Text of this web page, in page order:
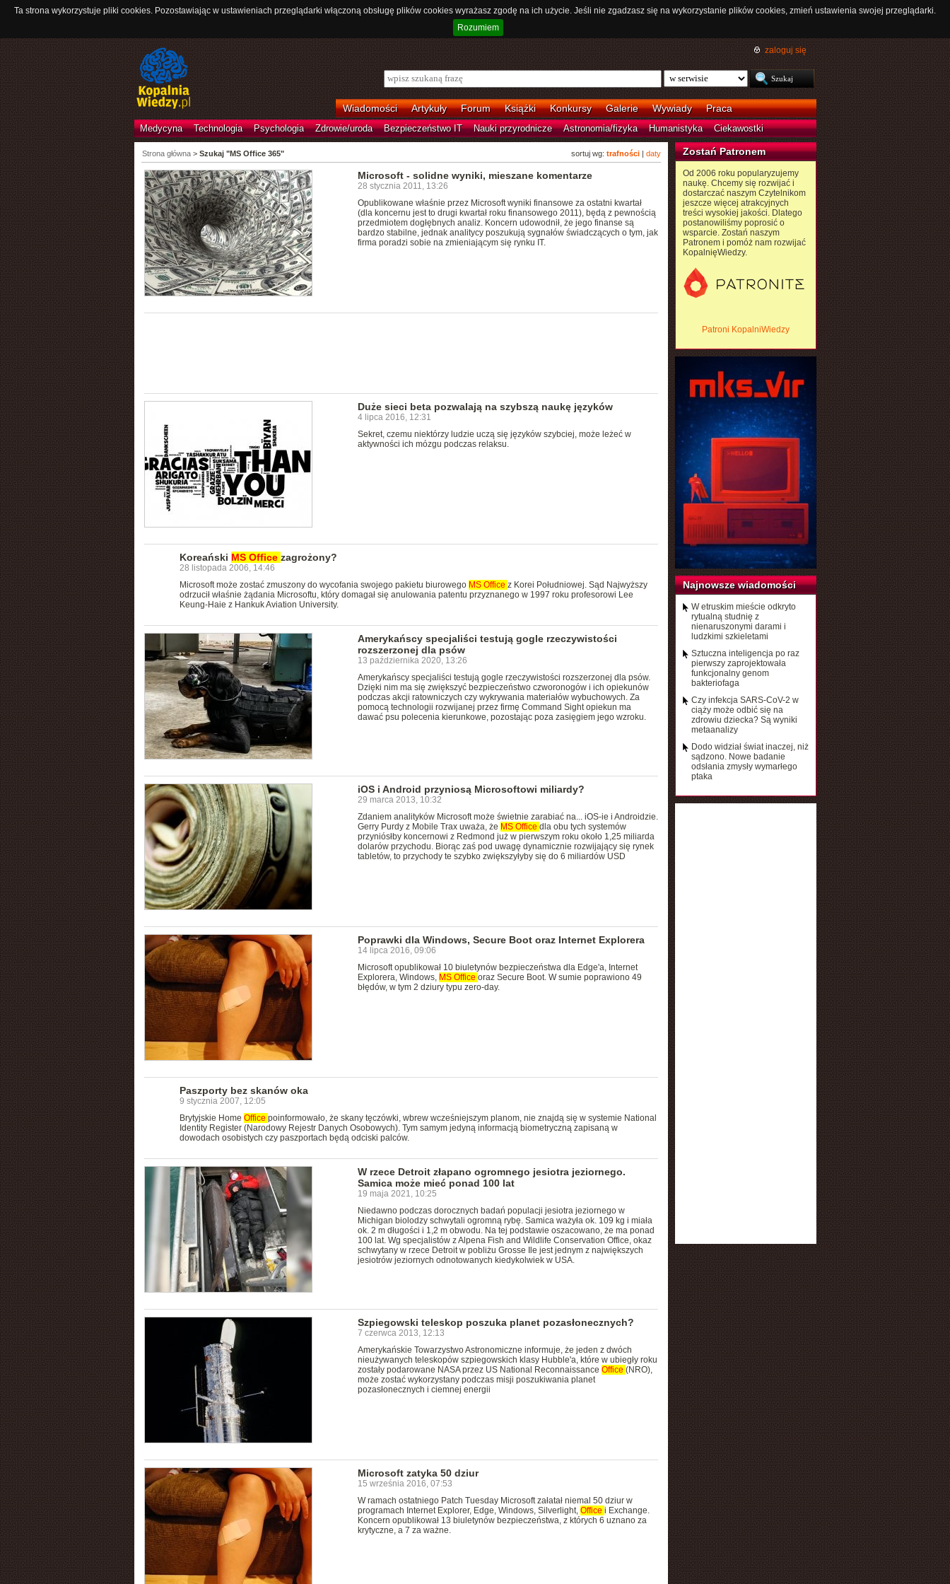
Ta strona wykorzystuje pliki cookies. Pozostawiając w ustawieniach przeglądarki włączoną obsługę plików cookies wyrażasz zgodę na ich użycie. Jeśli nie zgadzasz się na wykorzystanie plików cookies, zmień ustawienia swojej przeglądarki.
Rozumiem
zaloguj się
Wiadomości Artykuły Forum Książki Konkursy Galerie Wywiady Praca
Medycyna Technologia Psychologia Zdrowie/uroda Bezpieczeństwo IT Nauki przyrodnicze Astronomia/fizyka Humanistyka Ciekawostki
sortuj wg: trafności| daty
Strona główna> Szukaj "MS Office 365"
Microsoft - solidne wyniki, mieszane komentarze
28 stycznia 2011, 13:26
Opublikowane właśnie przez Microsoft wyniki finansowe za ostatni kwartał
(dla koncernu jest to drugi kwartał roku finansowego 2011), będą z pewnością
przedmiotem dogłębnych analiz. Koncern udowodnił, że jego finanse są
bardzo stabilne, jednak analitycy poszukują sygnałów świadczących o tym, jak
firma poradzi sobie na zmieniającym się rynku IT.
Duże sieci beta pozwalają na szybszą naukę języków
4 lipca 2016, 12:31
Sekret, czemu niektórzy ludzie uczą się języków szybciej, może leżeć w
aktywności ich mózgu podczas relaksu.
Koreański MS Office zagrożony?
28 listopada 2006, 14:46
Microsoft może zostać zmuszony do wycofania swojego pakietu biurowego MS Office z Korei Południowej. Sąd Najwyższy
odrzucił właśnie żądania Microsoftu, który domagał się anulowania patentu przyznanego w 1997 roku profesorowi Lee
Keung-Haie z Hankuk Aviation University.
Amerykańscy specjaliści testują gogle rzeczywistości
rozszerzonej dla psów
13 października 2020, 13:26
Amerykańscy specjaliści testują gogle rzeczywistości rozszerzonej dla psów.
Dzięki nim ma się zwiększyć bezpieczeństwo czworonogów i ich opiekunów
podczas akcji ratowniczych czy wykrywania materiałów wybuchowych. Za
pomocą technologii rozwijanej przez firmę Command Sight opiekun ma
dawać psu polecenia kierunkowe, pozostając poza zasięgiem jego wzroku.
iOS i Android przyniosą Microsoftowi miliardy?
29 marca 2013, 10:32
Zdaniem analityków Microsoft może świetnie zarabiać na... iOS-ie i Androidzie.
Gerry Purdy z Mobile Trax uważa, że MS Office dla obu tych systemów
przyniósłby koncernowi z Redmond już w pierwszym roku około 1,25 miliarda
dolarów przychodu. Biorąc zaś pod uwagę dynamicznie rozwijający się rynek
tabletów, to przychody te szybko zwiększyłyby się do 6 miliardów USD
Poprawki dla Windows, Secure Boot oraz Internet Explorera
14 lipca 2016, 09:06
Microsoft opublikował 10 biuletynów bezpieczeństwa dla Edge'a, Internet
Explorera, Windows, MS Office oraz Secure Boot. W sumie poprawiono 49
błędów, w tym 2 dziury typu zero-day.
Paszporty bez skanów oka
9 stycznia 2007, 12:05
Brytyjskie Home Office poinformowało, że skany tęczówki, wbrew wcześniejszym planom, nie znajdą się w systemie National
Identity Register (Narodowy Rejestr Danych Osobowych). Tym samym jedyną informacją biometryczną zapisaną w
dowodach osobistych czy paszportach będą odciski palców.
W rzece Detroit złapano ogromnego jesiotra jeziornego.
Samica może mieć ponad 100 lat
19 maja 2021, 10:25
Niedawno podczas dorocznych badań populacji jesiotra jeziornego w
Michigan biolodzy schwytali ogromną rybę. Samica ważyła ok. 109 kg i miała
ok. 2 m długości i 1,2 m obwodu. Na tej podstawie oszacowano, że ma ponad
100 lat. Wg specjalistów z Alpena Fish and Wildlife Conservation Office, okaz
schwytany w rzece Detroit w pobliżu Grosse Ile jest jednym z największych
jesiotrów jeziornych odnotowanych kiedykolwiek w USA.
Szpiegowski teleskop poszuka planet pozasłonecznych?
7 czerwca 2013, 12:13
Amerykańskie Towarzystwo Astronomiczne informuje, że jeden z dwóch
nieużywanych teleskopów szpiegowskich klasy Hubble'a, które w ubiegły roku
zostały podarowane NASA przez US National Reconnaissance Office (NRO),
może zostać wykorzystany podczas misji poszukiwania planet
pozasłonecznych i ciemnej energii
Microsoft zatyka 50 dziur
15 września 2016, 07:53
W ramach ostatniego Patch Tuesday Microsoft załatał niemal 50 dziur w
programach Internet Explorer, Edge, Windows, Silverlight, Office i Exchange.
Koncern opublikował 13 biuletynów bezpieczeństwa, z których 6 uznano za
krytyczne, a 7 za ważne.
Zostań Patronem
Od 2006 roku popularyzujemy
naukę. Chcemy się rozwijać i
dostarczać naszym Czytelnikom
jeszcze więcej atrakcyjnych
treści wysokiej jakości. Dlatego
postanowiliśmy poprosić o
wsparcie. Zostań naszym
Patronem i pomóż nam rozwijać
KopalnięWiedzy.
Patroni KopalniWiedzy
Najnowsze wiadomości
W etruskim mieście odkryto
rytualną studnię z
nienaruszonymi darami i
ludzkimi szkieletami
Sztuczna inteligencja po raz
pierwszy zaprojektowała
funkcjonalny genom
bakteriofaga
Czy infekcja SARS-CoV-2 w
ciąży może odbić się na
zdrowiu dziecka? Są wyniki
metaanalizy
Dodo widział świat inaczej, niż
sądzono. Nowe badanie
odsłania zmysły wymarłego
ptaka